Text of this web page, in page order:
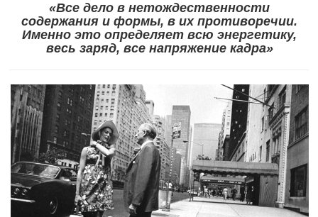
«Все дело в нетождественности
содержания и формы, в их противоречии.
Именно это определяет всю энергетику,
весь заряд, все напряжение кадра»